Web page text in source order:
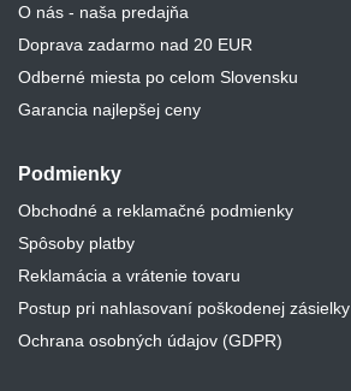
O nás - naša predajňa
Doprava zadarmo nad 20 EUR
Odberné miesta po celom Slovensku
Garancia najlepšej ceny
Podmienky
Obchodné a reklamačné podmienky
Spôsoby platby
Reklamácia a vrátenie tovaru
Postup pri nahlasovaní poškodenej zásielky
Ochrana osobných údajov (GDPR)